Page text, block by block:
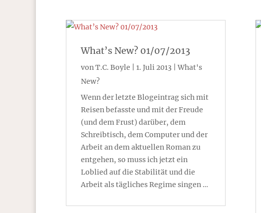
What’s New? 01/07/2013
vonT.C. Boyle 1. Juli 2013 |What's
New?
Wenn der letzte Blogeintrag sich mit
Reisen befasste und mit der Freude
(und dem Frust) darüber, dem
Schreibtisch, dem Computer und der
Arbeit an dem aktuellen Roman zu
entgehen, so muss ich jetzt ein
Loblied auf die Stabilität und die
Arbeit als tägliches Regime singen …